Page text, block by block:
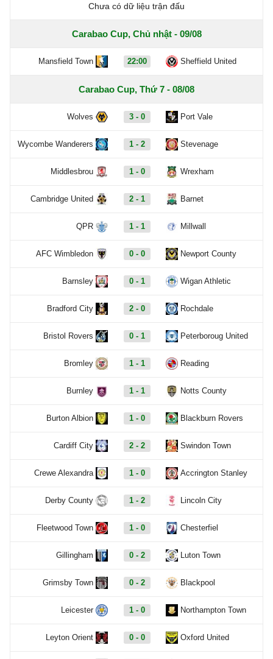
Chưa có dữ liệu trận đấu
Carabao Cup, Chủ nhật - 09/08
Mansfield Town 22:00 Sheffield United
Carabao Cup, Thứ 7 - 08/08
Wolves 3 - 0 Port Vale
Wycombe Wanderers 1 - 2 Stevenage
Middlesbrou 1 - 0 Wrexham
Cambridge United 2 - 1 Barnet
QPR 1 - 1 Millwall
AFC Wimbledon 0 - 0 Newport County
Barnsley 0 - 1 Wigan Athletic
Bradford City 2 - 0 Rochdale
Bristol Rovers 0 - 1 Peterboroug United
Bromley 1 - 1 Reading
Burnley 1 - 1 Notts County
Burton Albion 1 - 0 Blackburn Rovers
Cardiff City 2 - 2 Swindon Town
Crewe Alexandra 1 - 0 Accrington Stanley
Derby County 1 - 2 Lincoln City
Fleetwood Town 1 - 0 Chesterfiel
Gillingham 0 - 2 Luton Town
Grimsby Town 0 - 2 Blackpool
Leicester 1 - 0 Northampton Town
Leyton Orient 0 - 0 Oxford United